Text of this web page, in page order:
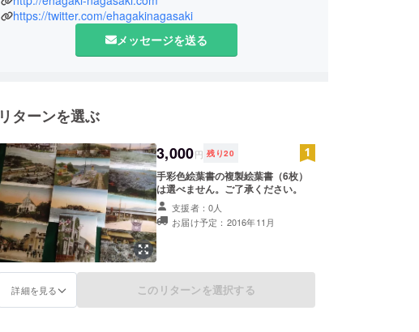
カラー写真の技術がない時代に写された白黒写真をもとに、
人の手で色付けされた絵葉書。
外国人と日本人が住んでいる美しい長崎の街をみて、平和の
や facebook で紹介しましたところ、『長崎ピースミュージ
『子供の頃は、この場所はこうだったんだよ』
『こんな美しい建物があったんだね』
一枚の絵葉書で家族や友達で故郷を語る良い機会ができるこ
とは、『平和』であればこそのステキなひと時だと感じま
す。
平和の大切さを伝えていくために、貴重な手彩色絵葉書は
https://twitter.com/ehagakinagasaki
メッセージを送る
リターンを選ぶ
3,000円 残り20
手彩色絵葉書の複製絵葉書（6枚）
は選べません。ご了承ください。
支援者：0人
お届け予定：2016年11月
詳細を見る このリターンを選択する